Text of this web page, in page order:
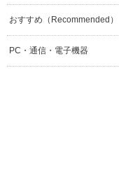
おすすめ（Recommended）
PC・通信・電子機器